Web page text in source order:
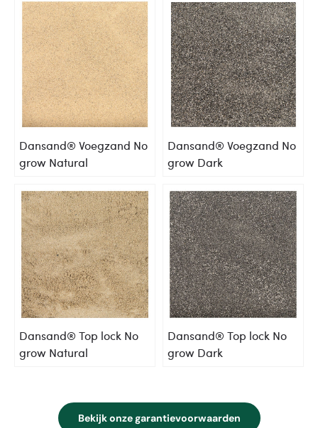
Dansand® Voegzand No
grow Natural
Dansand® Voegzand No
grow Dark
Dansand® Top lock No
grow Natural
Dansand® Top lock No
grow Dark
Bekijk onze garantievoorwaarden